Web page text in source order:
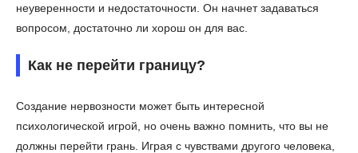
неуверенности и недостаточности. Он начнет задаваться
вопросом, достаточно ли хорош он для вас.
Как не перейти границу?
Создание нервозности может быть интересной
психологической игрой, но очень важно помнить, что вы не
должны перейти грань. Играя с чувствами другого человека,